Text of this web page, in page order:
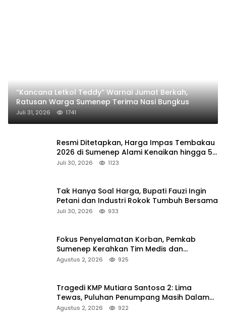
“Kancana Letkol Teddy” Warnai Jumat Berkah,
Ratusan Warga Sumenep Terima Nasi Bungkus
Juli 31, 2026 1741
Resmi Ditetapkan, Harga Impas Tembakau
2026 di Sumenep Alami Kenaikan hingga 5
Persen
Juli 30, 2026 1123
Tak Hanya Soal Harga, Bupati Fauzi Ingin
Petani dan Industri Rokok Tumbuh Bersama
Juli 30, 2026 933
Fokus Penyelamatan Korban, Pemkab
Sumenep Kerahkan Tim Medis dan
Ambulans ke Pelabuhan Kalianget
Agustus 2, 2026 925
Tragedi KMP Mutiara Santosa 2: Lima
Tewas, Puluhan Penumpang Masih Dalam
Pencarian
Agustus 2, 2026 922